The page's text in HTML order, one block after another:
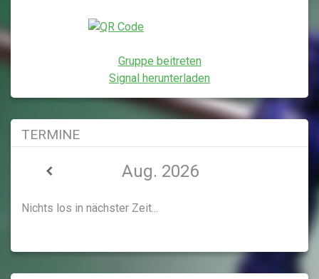
Gruppe beitreten
Signal herunterladen
TERMINE
Aug. 2026
Nichts los in nächster Zeit...